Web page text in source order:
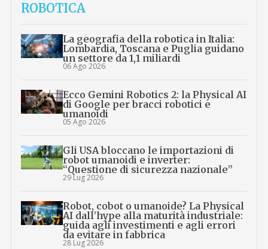
ROBOTICA
La geografia della robotica in Italia:
Lombardia, Toscana e Puglia guidano
un settore da 1,1 miliardi
06 Ago 2026
Ecco Gemini Robotics 2: la Physical AI
di Google per bracci robotici e
umanoidi
05 Ago 2026
Gli USA bloccano le importazioni di
robot umanoidi e inverter:
“Questione di sicurezza nazionale”
29 Lug 2026
Robot, cobot o umanoide? La Physical
AI dall’hype alla maturità industriale:
guida agli investimenti e agli errori
da evitare in fabbrica
28 Lug 2026